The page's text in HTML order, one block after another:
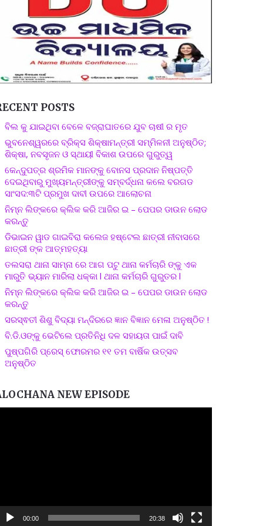
POSTS
ବିଲ କୁ ଯାଇଥିବା ବେଳେ ବଜ୍ରାଘାତରେ ଯୁବ ଚାଷୀ ର ମୃତ
ଭୁବନେଶ୍ୱରରେ ବ୍ରିକ୍ସ ଶିକ୍ଷାମନ୍ତ୍ରୀ ସମ୍ମିଳନୀ ଅନୁଷ୍ଠିତ;
ଶିକ୍ଷା, ନବସୃଜନ ଓ ସ୍ଥାୟୀ ବିକାଶ ଉପରେ ଗୁରୁତ୍ୱ
କେନ୍ଦୁପତ୍ର ଶ୍ରମିକ ମାନଙ୍କୁ ବୋନସ ପ୍ରଦାନ ନିଷ୍ପତ୍ତି
ଦେଇଥିବାରୁ ମୁଖ୍ୟମନ୍ତ୍ରୀଙ୍କୁ ସମ୍ବର୍ଦ୍ଧନା କଲେ ବରଗଡ
ସାଂସଦ:୩ଟି ପ୍ରମୁଖ ଦାବୀ ଉପରେ ଆଲୋଚନା
ନିମ୍ନ ଲିଙ୍କରେ କ୍ଲିକ କରି ଆଜିର ଇ – ପେପର ଡାଉନ ଲୋଡ
କରନ୍ତୁ
ଡିଭାଇନ ୱାଡ ଗାଇବିରା କଲେଜ ହଷ୍ଟେଲ ଛାତ୍ରୀ ନୀବାସରେ
ଛାତ୍ରୀ ଙ୍କ ଆତ୍ମହତ୍ୟା
ତଲସରା ଥାନା ସାମ୍ନା ରେ ଆଗ ପଟୁ ଥାନା କର୍ମଚାରି ଙ୍କୁ ଏକ
ମାରୁତି ଭ୍ୟାନ ମାରିଲା ଧକ୍କା l ଥାନା କର୍ମଚାରି ଗୁରୁତର l
ନିମ୍ନ ଲିଙ୍କରେ କ୍ଲିକ କରି ଆଜିର ଇ – ପେପର ଡାଉନ ଲୋଡ
କରନ୍ତୁ
ସରସ୍ଵତୀ ଶିଶୁ ବିଦ୍ୟା ମନ୍ଦିରରେ ଜ୍ଞାନ ବିଜ୍ଞାନ ମେଳା ଅନୁଷ୍ଠିତ !
ବି.ଡି.ଓଙ୍କୁ ଭେଟିଲେ ପ୍ରତିନିଧି ଦଳ ସହାୟତା ପାଇଁ ଦାବି
ପୁଷ୍ପଗିରି ପ୍ରେସ୍ ଫୋରମର ୧୧ ତମ ବାର୍ଷିକ ଉତ୍ସବ
ଅନୁଷ୍ଠିତ
NEW EPISODE
00:00 20:38